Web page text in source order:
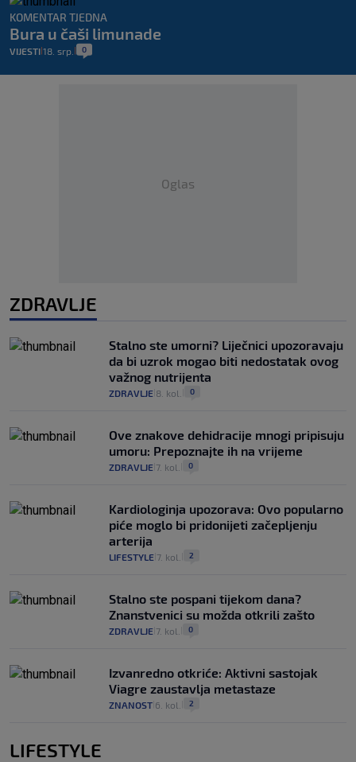
KOMENTAR TJEDNA
Bura u čaši limunade
VIJESTI 18. srp. 0
Oglas
ZDRAVLJE
Stalno ste umorni? Liječnici upozoravaju
da bi uzrok mogao biti nedostatak ovog
važnog nutrijenta
ZDRAVLJE 8. kol. 0
Ove znakove dehidracije mnogi pripisuju
umoru: Prepoznajte ih na vrijeme
ZDRAVLJE 7. kol. 0
Kardiologinja upozorava: Ovo popularno
piće moglo bi pridonijeti začepljenju
arterija
LIFESTYLE 7. kol. 2
Stalno ste pospani tijekom dana?
Znanstvenici su možda otkrili zašto
ZDRAVLJE 7. kol. 0
Izvanredno otkriće: Aktivni sastojak
Viagre zaustavlja metastaze
ZNANOST 6. kol. 2
LIFESTYLE